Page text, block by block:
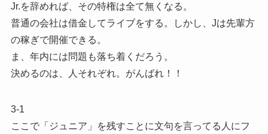
Jr.を辞めれば、その特権は全て無くなる。
普通の会社は借金してライブをする。しかし、Jは先輩方
の稼ぎで開催できる。
ま、年内には問題も落ち着くだろう。
決めるのは、人それぞれ。がんばれ！！
3-1
ここで「ジュニア」を残すことに文句を言ってる人にフ